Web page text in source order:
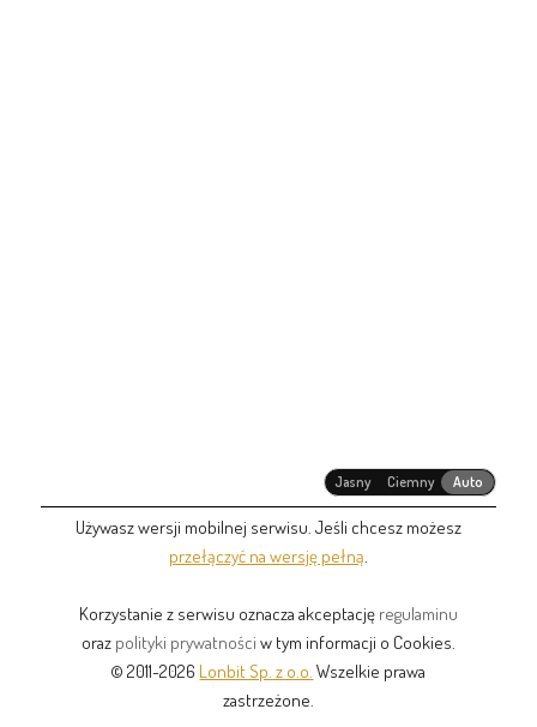
Jasny Ciemny Auto
Używasz wersji mobilnej serwisu. Jeśli chcesz możesz
przełączyć na wersję pełną
Korzystanie z serwisu oznacza akceptację regulaminu
oraz polityki prywatności w tym informacji o Cookies.
© 2011-2026 Lonbit Sp. z o.o. Wszelkie prawa
zastrzeżone.